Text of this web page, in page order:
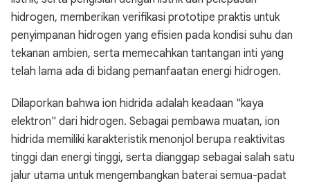
hidrogen, memberikan verifikasi prototipe praktis untuk
penyimpanan hidrogen yang efisien pada kondisi suhu dan
tekanan ambien, serta memecahkan tantangan inti yang
telah lama ada di bidang pemanfaatan energi hidrogen.
Dilaporkan bahwa ion hidrida adalah keadaan "kaya
elektron" dari hidrogen. Sebagai pembawa muatan, ion
hidrida memiliki karakteristik menonjol berupa reaktivitas
tinggi dan energi tinggi, serta dianggap sebagai salah satu
jalur utama untuk mengembangkan baterai semua-padat